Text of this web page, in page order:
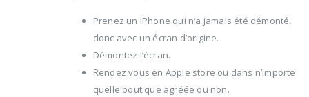
Prenez un iPhone qui n’a jamais été démonté,
donc avec un écran d’origine.
Démontez l’écran.
Rendez vous en Apple store ou dans n’importe
quelle boutique agréée ou non.